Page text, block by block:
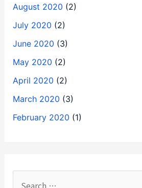
August 2020 (2)
July 2020 (2)
June 2020 (3)
May 2020 (2)
April 2020 (2)
March 2020 (3)
February 2020 (1)